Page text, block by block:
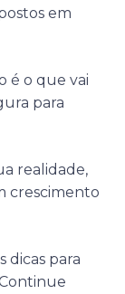
em
é o que vai
para
realidade,
crescimento
dicas para